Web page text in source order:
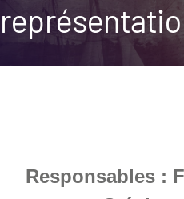
Responsables :